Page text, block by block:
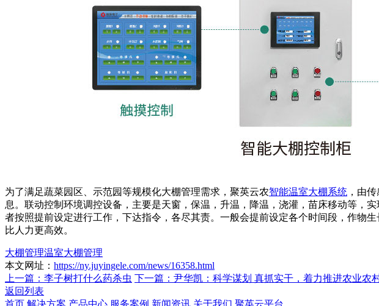
为了满足蔬菜园区、示范园等规模化大棚管理需求，聚英云农智能温室大棚系统 ，由
息。联动控制环境调控设备，主要是天窗，保温，升温，降温，浇灌，苗床移动等，
者按照提前设定进行工作，下达指令，各尽其责。一般会提前设定各个时间段，作物
比人力更高效。
大棚管理温室大棚管理
本文网址： https://ny.juyingele.com/news/16358.html
上一篇：李子树打什么药杀虫 下一篇：尹华凯：科学谋划 真抓实干，着力推进农业农
返回列表
首页 解决方案 产品中心 服务案例 新闻资讯 关于我们 聚英云平台